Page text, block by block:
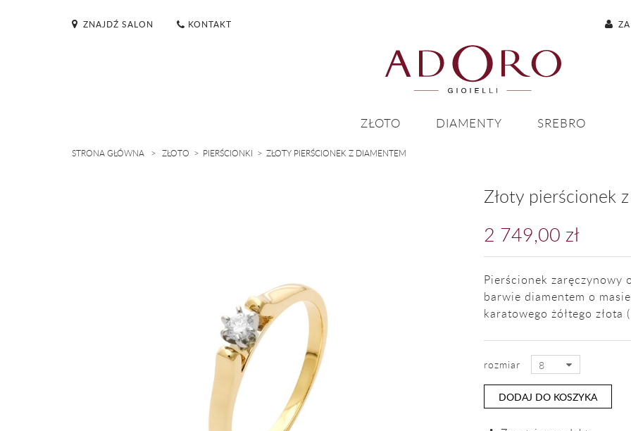
ZNAJDŹ SALON KONTAKT
ZŁOTO DIAMENTY SREBRO
STRONA GŁÓWNA > ZŁOTO > PIERŚCIONKI > ZŁOTY PIERŚCIONEK Z DIAMENTEM
Złoty pierścionek
2 749,00 zł
Pierścionek zaręczynowy
barwie diamentem o
karatowego żółtego złota
8
DODAJ DO KOSZYKA